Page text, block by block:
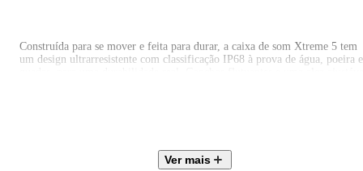
Construída para se mover e feita para durar, a caixa de som Xtreme 5 tem
um design ultrarresistente com classificação IP68 à prova de água, poeira e
Ver mais